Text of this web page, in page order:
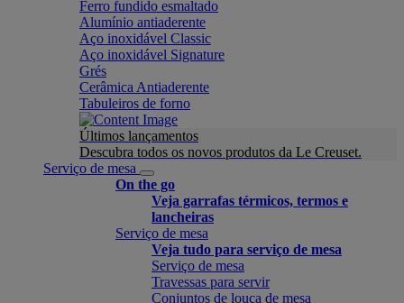
Ferro fundido esmaltado
Alumínio antiaderente
Aço inoxidável Classic
Aço inoxidável Signature
Grés
Cerâmica Antiaderente
Tabuleiros de forno
Últimos lançamentos
Descubra todos os novos produtos da Le Creuset.
Serviço de mesa
On the go
Veja garrafas térmicos, termos e
lancheiras
Serviço de mesa
Veja tudo para serviço de mesa
Serviço de mesa
Travessas para servir
Conjuntos de louça de mesa